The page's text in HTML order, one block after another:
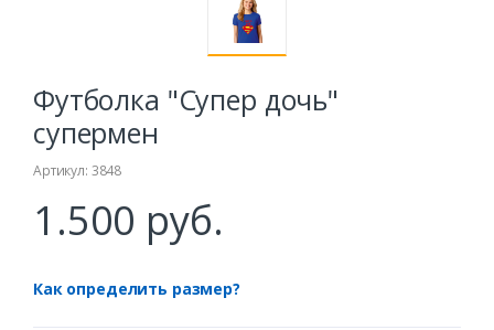
Футболка "Супер дочь"
супермен
Артикул: 3848
1.500 руб.
Как определить размер?